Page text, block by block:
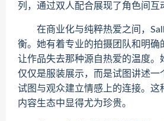
列，通过双人配合展现了角色间互
在商业化与纯粹热爱之间，
衡。她有着专业的拍摄团队和明确
让作品失去那种源自热爱的温度。
仅仅是服装展示，而是试图讲述一
试图与观众建立情感上的连接。这
内容生态中显得尤为珍贵。